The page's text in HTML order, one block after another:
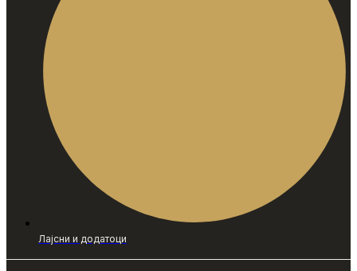
Лајсни и додатоци